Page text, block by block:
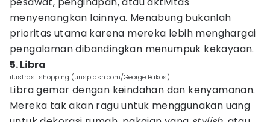
menyenangkan lainnya. Menabung bukanlah
prioritas utama karena mereka lebih menghargai
pengalaman dibandingkan menumpuk kekayaan.
5. Libra
ilustrasi shopping (unsplash.com/George Bakos)
Libra gemar dengan keindahan dan kenyamanan.
Mereka tak akan ragu untuk menggunakan uang